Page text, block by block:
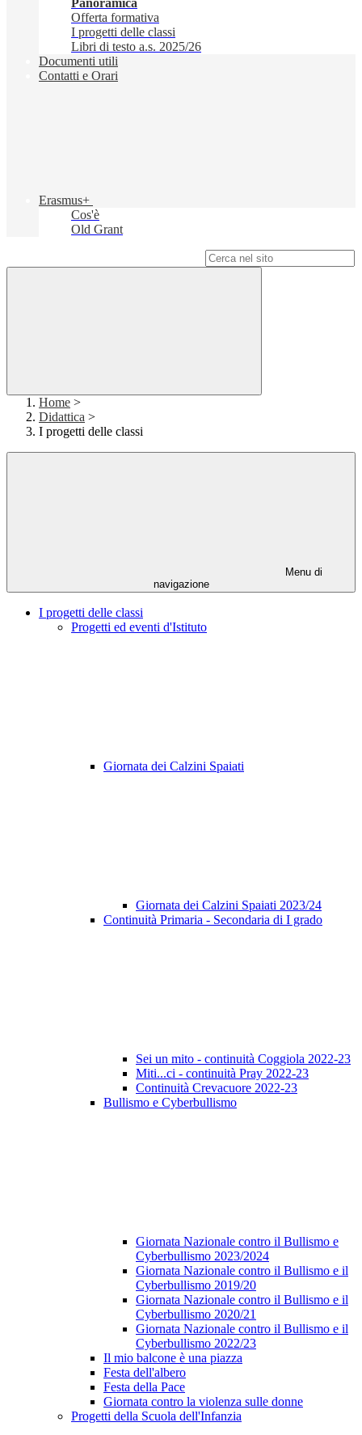
Panoramica
Offerta formativa
I progetti delle classi
Libri di testo a.s. 2025/26
Documenti utili
Contatti e Orari
Erasmus+
Cos'è
Old Grant
Home >
Didattica >
I progetti delle classi
Menu di
navigazione
I progetti delle classi
Progetti ed eventi d'Istituto
Giornata dei Calzini Spaiati
Giornata dei Calzini Spaiati 2023/24
Continuità Primaria - Secondaria di I grado
Sei un mito - continuità Coggiola 2022-23
Miti...ci - continuità Pray 2022-23
Continuità Crevacuore 2022-23
Bullismo e Cyberbullismo
Giornata Nazionale contro il Bullismo e
Cyberbullismo 2023/2024
Giornata Nazionale contro il Bullismo e il
Cyberbullismo 2019/20
Giornata Nazionale contro il Bullismo e il
Cyberbullismo 2020/21
Giornata Nazionale contro il Bullismo e il
Cyberbullismo 2022/23
Il mio balcone è una piazza
Festa dell'albero
Festa della Pace
Giornata contro la violenza sulle donne
Progetti della Scuola dell'Infanzia